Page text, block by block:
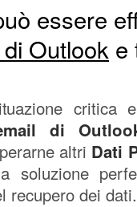
essere
Outlook e
critica
di
altri Dati
soluzione
recupero dei dati.